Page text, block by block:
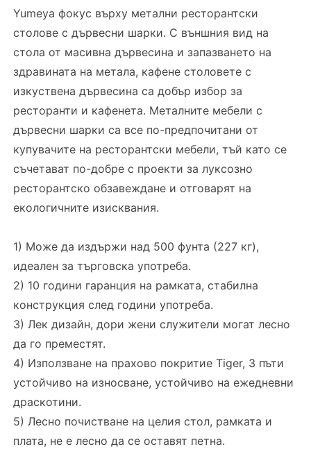
Yumeya фокус върху метални ресторантски
столове с дървесни шарки. С външния вид на
стола от масивна дървесина и запазването на
здравината на метала, кафене столовете с
изкуствена дървесина са добър избор за
ресторанти и кафенета. Металните мебели с
дървесни шарки са все по-предпочитани от
купувачите на ресторантски мебели, тъй като се
съчетават по-добре с проекти за луксозно
ресторантско обзавеждане и отговарят на
екологичните изисквания.
1) Може да издържи над 500 фунта (227 кг),
идеален за търговска употреба.
2) 10 години гаранция на рамката, стабилна
конструкция след години употреба.
3) Лек дизайн, дори жени служители могат лесно
да го преместят.
4) Използване на прахово покритие Tiger, 3 пъти
устойчиво на износване, устойчиво на ежедневни
драскотини.
5) Лесно почистване на целия стол, рамката и
плата, не е лесно да се оставят петна.